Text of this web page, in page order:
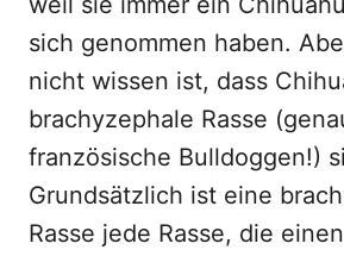
sich genommen haben.
nicht wissen ist, dass
brachyzephale Rasse
französische Bulldoggen!)
Grundsätzlich ist eine
Rasse jede Rasse, die